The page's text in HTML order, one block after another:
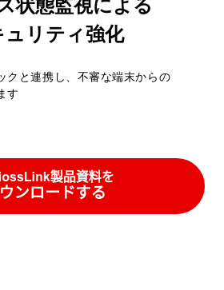
状態監視による
ュリティ強化
クと連携し、不審な端末からの
す